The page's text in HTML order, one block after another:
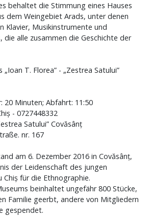
behaltet die Stimmung eines Hauses
dem Weingebiet Arads, unter denen
Klavier, Musikinstrumente und
die alle zusammen die Geschichte der
„Ioan T. Florea” - „Zestrea Satului”
20 Minuten; Abfahrt: 11:50
- 0727448332
Satului” Covăsânț
nr. 167
am 6. Dezember 2016 in Covăsânț,
der Leidenschaft des jungen
Chiș für die Ethnographie.
beinhaltet ungefähr 800 Stücke,
Familie geerbt, andere von Mitgliedern
gespendet.